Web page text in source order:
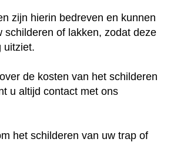
zijn hierin bedreven en kunnen
schilderen of lakken, zodat deze
uitziet.
de kosten van het schilderen
u altijd contact met ons
het schilderen van uw trap of